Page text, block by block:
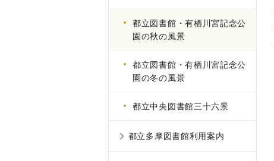
都立図書館・有栖川宮記念公
園の秋の風景
都立図書館・有栖川宮記念公
園の冬の風景
都立中央図書館三十六景
都立多摩図書館利用案内